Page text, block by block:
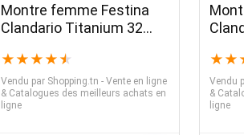
Montre femme Festina
Clandario Titanium 32
en cuir bleu
★ ★ ★ ★ ★
Vendu par Shopping.tn - Vente en ligne
& Catalogues des meilleurs achats en
ligne
★ ★
Vendu
&
ligne